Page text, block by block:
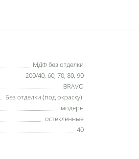
МДФ без отделки
200/40, 60, 70, 80, 90
BRAVO
Без отделки (под окраску).
модерн
остекленные
40